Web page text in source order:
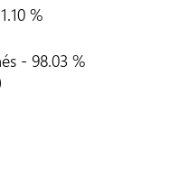
%
- 98.03 %